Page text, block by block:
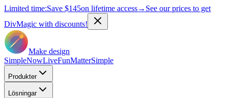
Limited time:Save $145on lifetime access→ See our prices to get
DivMagic with discounts!
Make design
SimpleNowLiveFunMatterSimple
Produkter
Lösningar